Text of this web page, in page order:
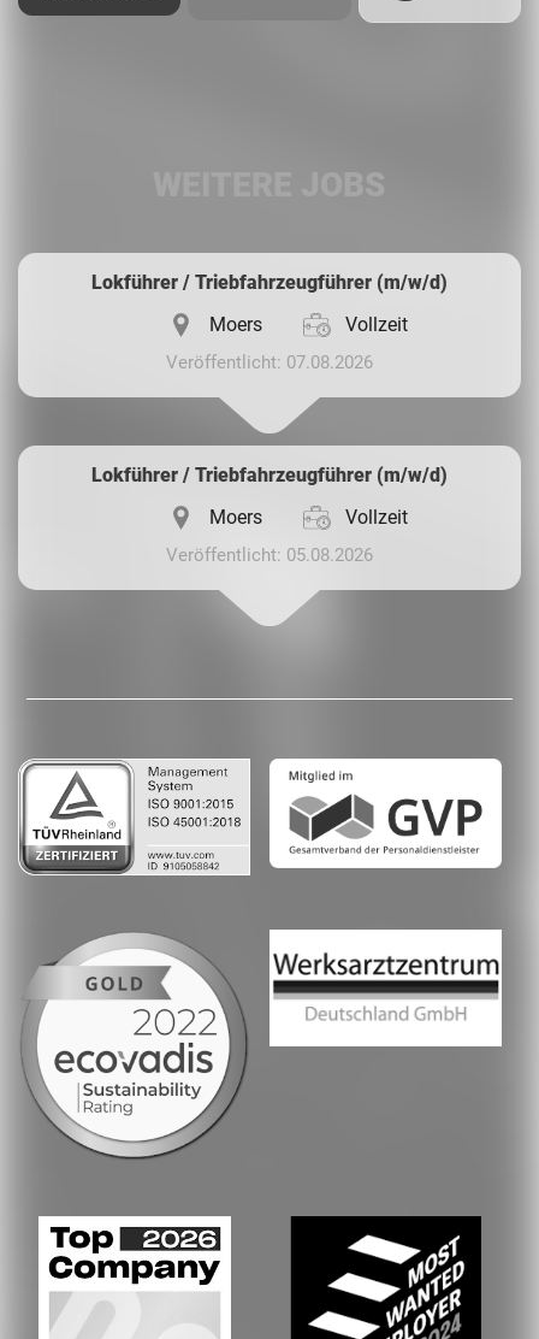
Lokführer / Triebfahrzeugführer (m/w/d)
Moers
Vollzeit
Veröffentlicht: 07.08.2026
Lokführer / Triebfahrzeugführer (m/w/d)
Moers
Vollzeit
Veröffentlicht: 05.08.2026